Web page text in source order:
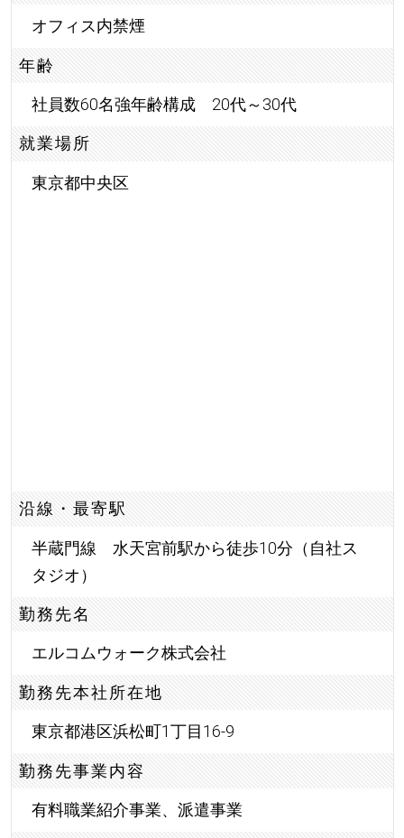
オフィス内禁煙
年齢
社員数60名強年齢構成 20代～30代
就業場所
東京都中央区
沿線・最寄駅
半蔵門線 水天宮前駅から徒歩10分（自社ス
タジオ）
勤務先名
エルコムウォーク株式会社
勤務先本社所在地
東京都港区浜松町1丁目16-9
勤務先事業内容
有料職業紹介事業、派遣事業